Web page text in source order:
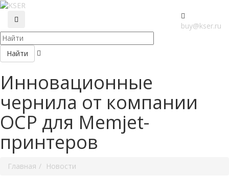
buy@kser.ru
Найти
Инновационные
чернила от компании
OCP для Memjet-
принтеров
Главная Новости